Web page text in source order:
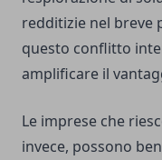
redditizie nel breve
questo conflitto
amplificare il
Le imprese che
invece, possono